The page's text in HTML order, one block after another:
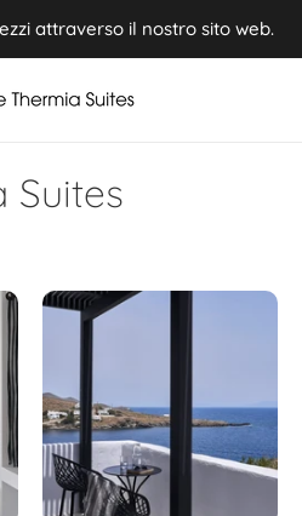
in Kythnos ⭢ Book now
attraverso il nostro sito web.
Suites